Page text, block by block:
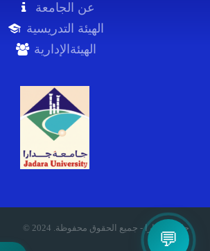
عن الجامعة
الهيئة التدريسية
الهيئةالإدارية
© 2024 .جامعة جدارا - جميع الحقوق محفوظة
💬